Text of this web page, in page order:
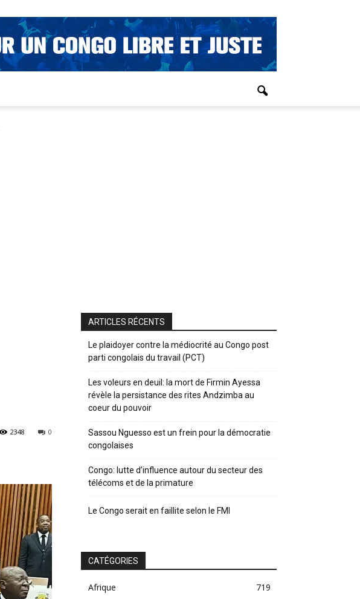
0
2348
ARTICLES RÉCENTS
Le plaidoyer contre la médiocrité au Congo post
parti congolais du travail (PCT)
Les voleurs en deuil: la mort de Firmin Ayessa
révèle la persistance des rites Andzimba au
coeur du pouvoir
Sassou Nguesso est un frein pour la démocratie
congolaises
Congo: lutte d’influence autour du secteur des
télécoms et de la primature
Le Congo serait en faillite selon le FMI
CATÉGORIES
Afrique
719